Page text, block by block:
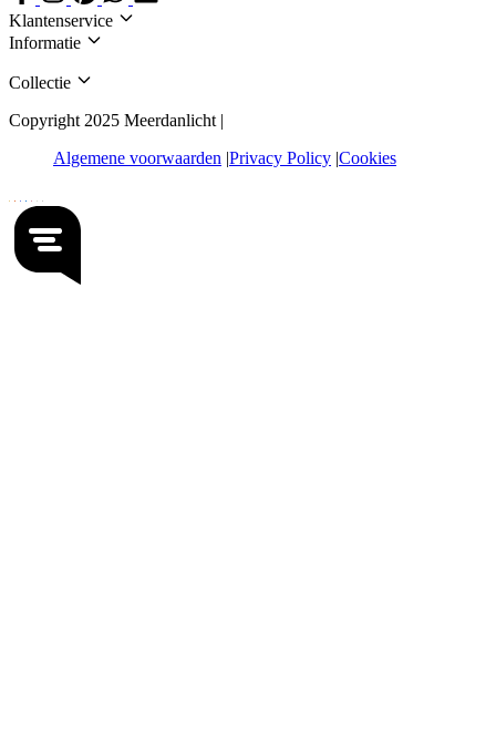
Klantenservice
Informatie
Collectie
Copyright 2025 Meerdanlicht |
Algemene voorwaarden Privacy Policy Cookies